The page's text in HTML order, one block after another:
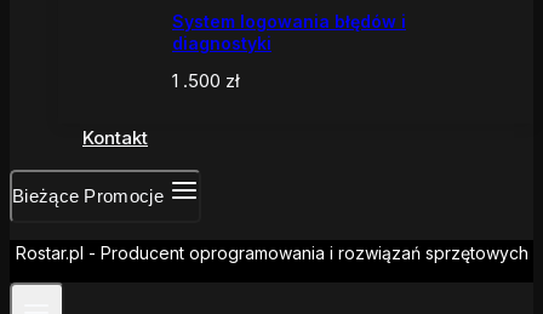
System logowania błędów i
diagnostyki
1 .500 zł
Kontakt
Bieżące Promocje
Rostar.pl - Producent oprogramowania i rozwiązań sprzętowych